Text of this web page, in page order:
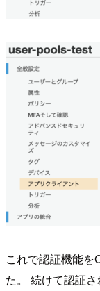
これで認証機能を
た。 続けて認証